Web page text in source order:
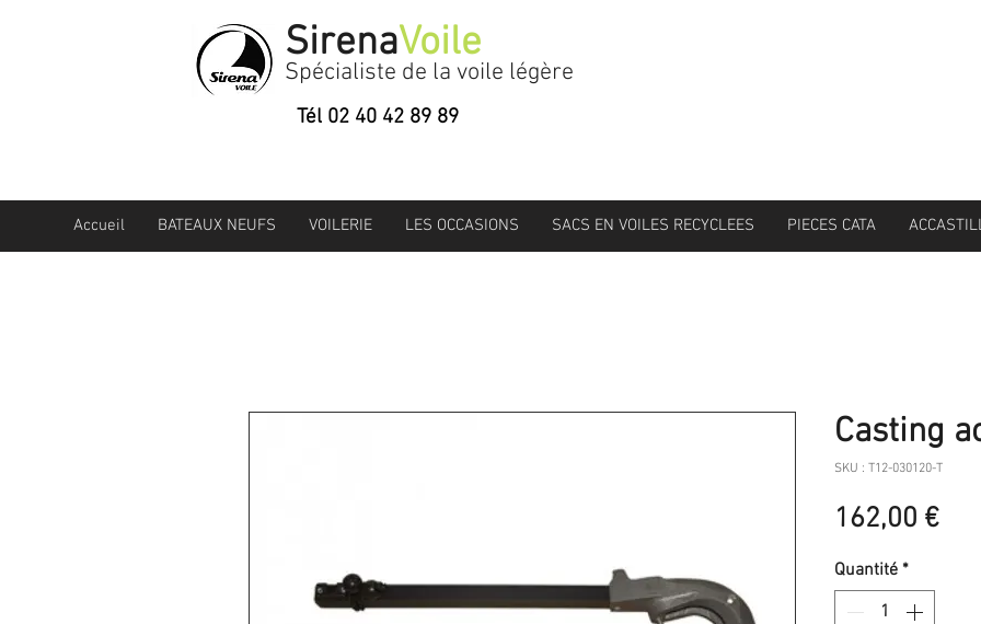
SirenaVoile
Spécialiste de la voile légère
Tél 02 40 42 89 89
Accueil BATEAUX NEUFS VOILERIE LES OCCASIONS SACS EN VOILES RECYCLEES PIECES CATA
Casting
SKU : T12-030120-T
162,00 €Prix
Quantité *